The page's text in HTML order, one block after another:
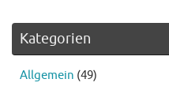
Kategorien
Allgemein (49)